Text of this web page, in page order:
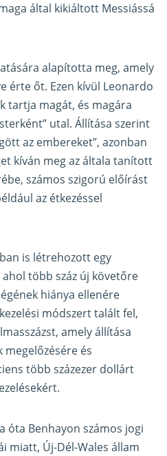
által kikiáltott Messiássá
alapította meg, amely
érte őt. Ezen kívül Leonardo
tartja magát, és magára
utal. Állítása szerint
az embereket”, azonban
kíván meg az általa tanított
számos szigorú előírást
az étkezéssel
is létrehozott egy
több száz új követőre
hiánya ellenére
módszert talált fel,
amely állítása
és
több százezer dollárt
óta Benhayon számos jogi
miatt, Új-Dél-Wales állam